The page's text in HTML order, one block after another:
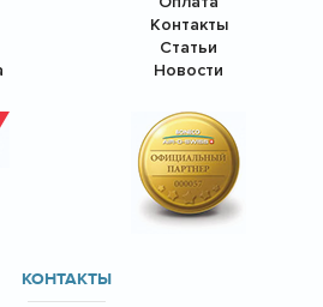
Контакты
Статьи
Новости
КОНТАКТЫ